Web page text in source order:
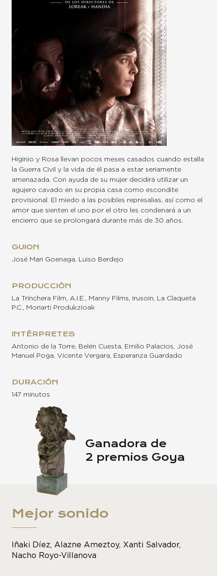
Higinio y Rosa llevan pocos meses casados cuando estalla
la Guerra Civil y la vida de él pasa a estar seriamente
amenazada. Con ayuda de su mujer decidirá utilizar un
agujero cavado en su propia casa como escondite
provisional. El miedo a las posibles represalias, así como el
amor que sienten el uno por el otro les condenará a un
encierro que se prolongará durante más de 30 años.
GUION
José Mari Goenaga, Luiso Berdejo
PRODUCCIÓN
La Trinchera Film, A.I.E., Manny Films, Irusoin, La Claqueta
P.C., Moriarti Produkzioak
INTÉRPRETES
Antonio de la Torre, Belén Cuesta, Emilio Palacios, José
Manuel Poga, Vicente Vergara, Esperanza Guardado
DURACIÓN
147 minutos
Ganadora de
2 premios Goya
Mejor sonido
Iñaki Díez, Alazne Ameztoy, Xanti Salvador,
Nacho Royo-Villanova